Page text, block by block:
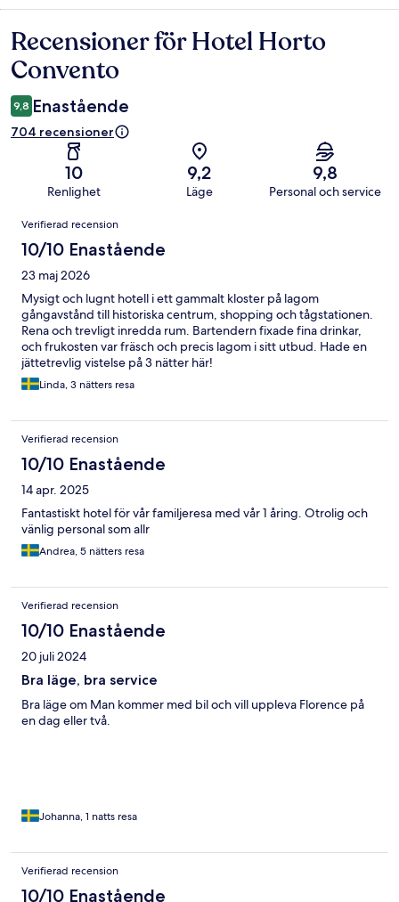
Recensioner
Recensioner för Hotel Horto
Convento
9,8 Enastående
704 recensioner
10
Renlighet
9,2
Läge
9,8
Personal och service
Recensioner
Verifierad recension
10/10 Enastående
23 maj 2026
Mysigt och lugnt hotell i ett gammalt kloster på lagom
gångavstånd till historiska centrum, shopping och tågstationen.
Rena och trevligt inredda rum. Bartendern fixade fina drinkar,
och frukosten var fräsch och precis lagom i sitt utbud. Hade en
jättetrevlig vistelse på 3 nätter här!
Linda, 3 nätters resa
Verifierad recension
10/10 Enastående
14 apr. 2025
Fantastiskt hotel för vår familjeresa med vår 1 åring. Otrolig och
vänlig personal som allr
Andrea, 5 nätters resa
Verifierad recension
10/10 Enastående
20 juli 2024
Bra läge, bra service
Bra läge om Man kommer med bil och vill uppleva Florence på
en dag eller två.
Johanna, 1 natts resa
Verifierad recension
10/10 Enastående